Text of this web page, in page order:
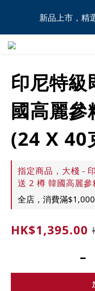
全港11間門市自取無
費
新品上市，精
全港11間門市自取無
印尼特級
國高麗參
(24 X 40
指定商品，大棧 -
送 2 樽 韓國高麗參
全店，消費滿
HK$1,395.00